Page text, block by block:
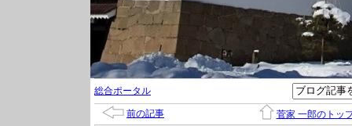
総合ポータル
前の記事 菅家 一郎のトッ